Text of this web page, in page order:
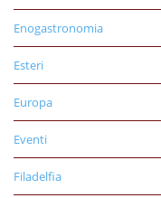
Enogastronomia
Esteri
Europa
Eventi
Filadelfia